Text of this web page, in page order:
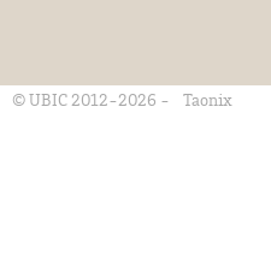
© UBIC 2012-2026 - Taonix